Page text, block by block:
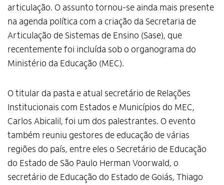
articulação. O assunto tornou-se ainda mais presente
na agenda política com a criação da Secretaria de
Articulação de Sistemas de Ensino (Sase), que
recentemente foi incluída sob o organograma do
Ministério da Educação (MEC).
O titular da pasta e atual secretário de Relações
Institucionais com Estados e Municípios do MEC,
Carlos Abicalil, foi um dos palestrantes. O evento
também reuniu gestores de educação de várias
regiões do país, entre eles o Secretário de Educação
do Estado de São Paulo Herman Voorwald, o
secretário de Educação do Estado de Goiás, Thiago